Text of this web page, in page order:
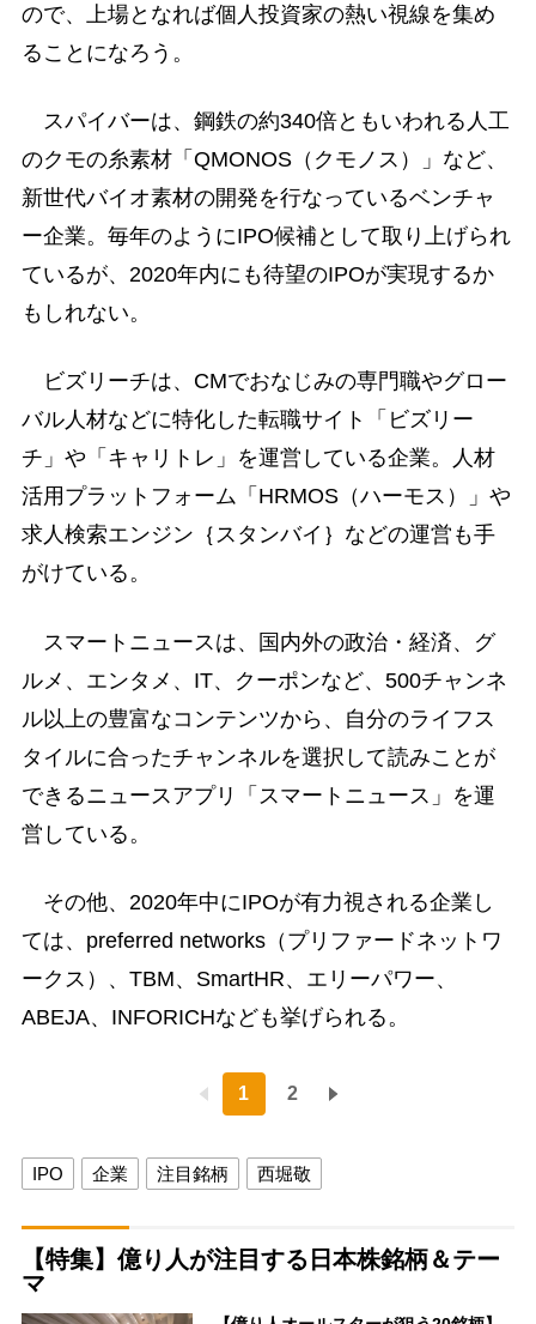
ので、上場となれば個人投資家の熱い視線を集め
ることになろう。
スパイバーは、鋼鉄の約340倍ともいわれる人工
のクモの糸素材「QMONOS（クモノス）」など、
新世代バイオ素材の開発を行なっているベンチャ
ー企業。毎年のようにIPO候補として取り上げられ
ているが、2020年内にも待望のIPOが実現するか
もしれない。
ビズリーチは、CMでおなじみの専門職やグロー
バル人材などに特化した転職サイト「ビズリー
チ」や「キャリトレ」を運営している企業。人材
活用プラットフォーム「HRMOS（ハーモス）」や
求人検索エンジン｛スタンバイ｝などの運営も手
がけている。
スマートニュースは、国内外の政治・経済、グ
ルメ、エンタメ、IT、クーポンなど、500チャンネ
ル以上の豊富なコンテンツから、自分のライフス
タイルに合ったチャンネルを選択して読みことが
できるニュースアプリ「スマートニュース」を運
営している。
その他、2020年中にIPOが有力視される企業し
ては、preferred networks（プリファードネットワ
ークス）、TBM、SmartHR、エリーパワー、
ABEJA、INFORICHなども挙げられる。
1 2
IPO 企業 注目銘柄 西堀敬
【特集】億り人が注目する日本株銘柄＆テー
マ